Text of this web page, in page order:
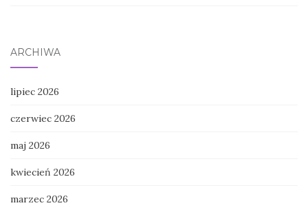
ARCHIWA
lipiec 2026
czerwiec 2026
maj 2026
kwiecień 2026
marzec 2026